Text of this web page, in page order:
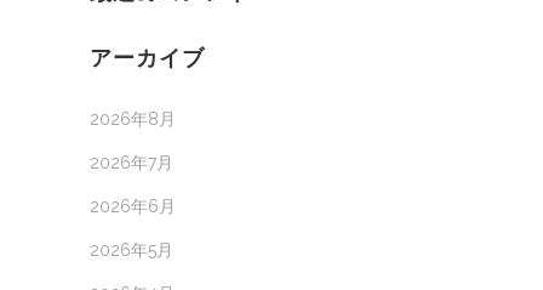
アーカイブ
2026年8月
2026年7月
2026年6月
2026年5月